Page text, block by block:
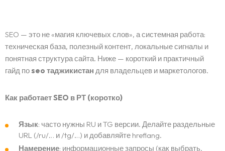
SEO — это не «магия ключевых слов», а системная работа:
техническая база, полезный контент, локальные сигналы и
понятная структура сайта. Ниже — короткий и практичный
гайд поseo таджикистан для владельцев и маркетологов.
Как работает SEO в РТ (коротко)
Язык: часто нужны RU и TG версии. Делайте раздельные
URL (/ru/… и /tg/…) и добавляйте hreflang.
Намерение: информационные запросы (как выбрать,